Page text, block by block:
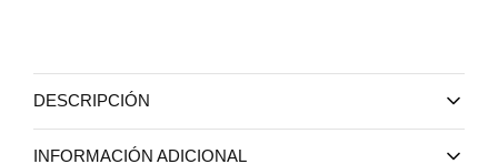
DESCRIPCIÓN
INFORMACIÓN ADICIONAL